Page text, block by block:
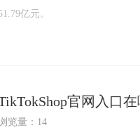
亿元。
官网入口
览量：14